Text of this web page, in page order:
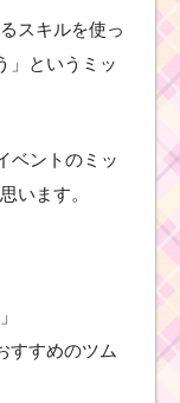
スキルを使っ
」というミッ
ベントのミッ
います。
すすめのツム